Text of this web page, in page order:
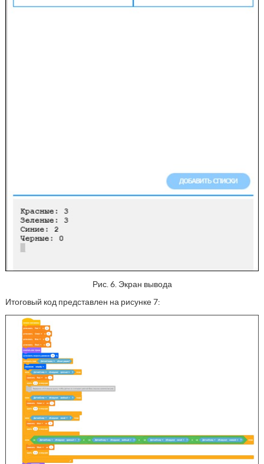
Рис. 6. Экран вывода
Итоговый код представлен на рисунке 7: